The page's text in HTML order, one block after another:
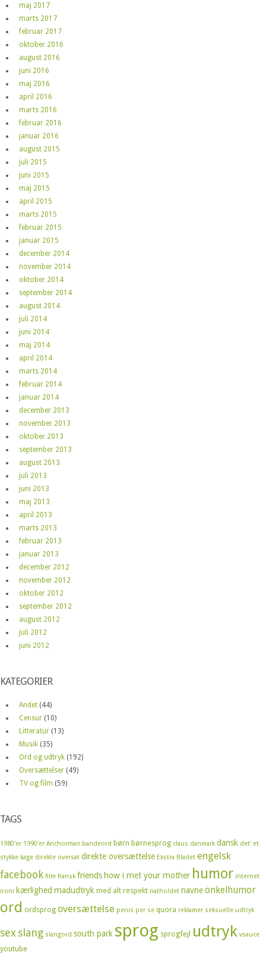
maj 2017
marts 2017
februar 2017
oktober 2016
august 2016
juni 2016
maj 2016
april 2016
marts 2016
februar 2016
januar 2016
august 2015
juli 2015
juni 2015
maj 2015
april 2015
marts 2015
februar 2015
januar 2015
december 2014
november 2014
oktober 2014
september 2014
august 2014
juli 2014
juni 2014
maj 2014
april 2014
marts 2014
februar 2014
januar 2014
december 2013
november 2013
oktober 2013
september 2013
august 2013
juli 2013
juni 2013
maj 2013
april 2013
marts 2013
februar 2013
januar 2013
december 2012
november 2012
oktober 2012
september 2012
august 2012
juli 2012
juni 2012
KATEGORIER
Andet (44)
Censur (10)
Litteratur (13)
Musik (35)
Ord og udtryk (192)
Oversættelser (49)
TV og film (59)
TAGS
1980'er 1990'er Anchorman bandeord børn børnesprog claus danmark dansk det' et
stykke kage direkte oversat direkte oversættelse Ekstra Bladet engelsk
facebook film fransk friends how i met your mother humor internet
ironi kærlighed madudtryk med alt respekt natholdet navneonkelhumor
ord ordsprog oversættelse penis per se quora reklamer seksuelle udtryk
sexslang slangord south park sprog sprogfejl udtryk vsauce
youtube